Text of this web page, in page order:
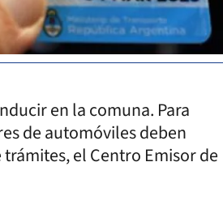
en la comuna. Para
de automóviles deben
el Centro Emisor de